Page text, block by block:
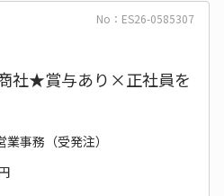
No：ES26-0585307
社★賞与あり×正社員を
事務（受発注）